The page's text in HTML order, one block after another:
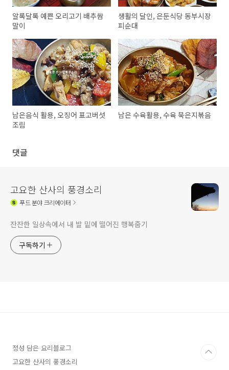
알록달록 예쁜 오리고기 배추쌈
말이
생활의 달인, 은둔식당 동부시장
피순대
남은음식 활용, 오징어 표고버섯
조림
남은 수육활용, 수육 묵은지볶음
댓글
고요한 산사의 풍경소리
푸드분야 크리에이터
잔잔한 일상속에서 내 발 밑에 떨어진 행복줍기
구독하기
정성 담은 요리블로그
고요한 산사의 풍경소리